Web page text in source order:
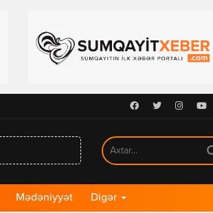
Facebook
Twitter
Mədəniyyət Digər